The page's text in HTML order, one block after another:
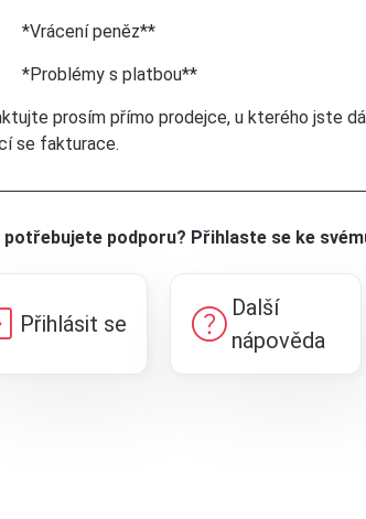
*Vrácení peněz**
*Problémy s platbou**
prosím přímo prodejce, u kterého jste
se fakturace.
potřebujete podporu? Přihlaste se ke
Přihlásit se helpDalší
nápověda